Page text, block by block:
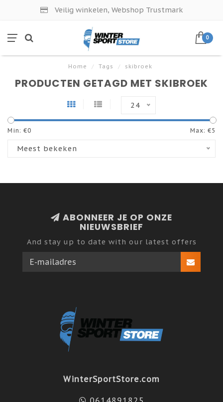
Veilig winkelen, Webshop Trustmark
0
Home / Tags / skibroek
PRODUCTEN GETAGD MET SKIBROEK
24
Min: €0 Max: €5
Meest bekeken
ABONNEER JE OP ONZE
NIEUWSBRIEF
And stay up to date with our latest offers
WinterSportStore.com